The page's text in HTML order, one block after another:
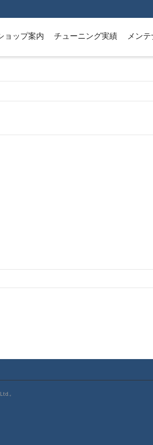
ョップ案内 チューニング実績 メン